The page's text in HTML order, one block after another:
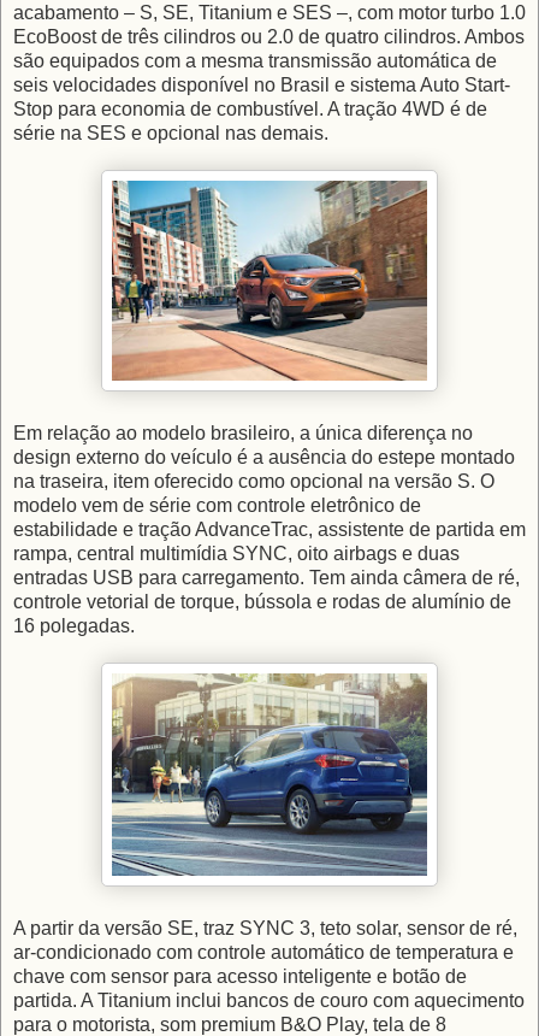
acabamento – S, SE, Titanium e SES –, com motor turbo 1.0
EcoBoost de três cilindros ou 2.0 de quatro cilindros. Ambos
são equipados com a mesma transmissão automática de
seis velocidades disponível no Brasil e sistema Auto Start-
Stop para economia de combustível. A tração 4WD é de
série na SES e opcional nas demais.
Em relação ao modelo brasileiro, a única diferença no
design externo do veículo é a ausência do estepe montado
na traseira, item oferecido como opcional na versão S. O
modelo vem de série com controle eletrônico de
estabilidade e tração AdvanceTrac, assistente de partida em
rampa, central multimídia SYNC, oito airbags e duas
entradas USB para carregamento. Tem ainda câmera de ré,
controle vetorial de torque, bússola e rodas de alumínio de
16 polegadas.
A partir da versão SE, traz SYNC 3, teto solar, sensor de ré,
ar-condicionado com controle automático de temperatura e
chave com sensor para acesso inteligente e botão de
partida. A Titanium inclui bancos de couro com aquecimento
para o motorista, som premium B&O Play, tela de 8